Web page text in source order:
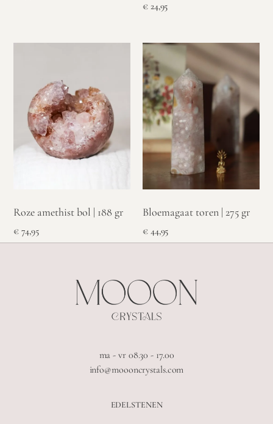
€24,95
Roze amethist bol | 188 gr
€ 74,95
Bloemagaat toren | 275 gr
€44,95
ma - vr 08.30 - 17.00
info@moooncrystals.com
EDELSTENEN